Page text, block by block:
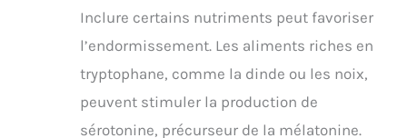
Inclure certains nutriments peut favoriser
l’endormissement. Les aliments riches en
tryptophane, comme la dinde ou les noix,
peuvent stimuler la production de
sérotonine, précurseur de la mélatonine.